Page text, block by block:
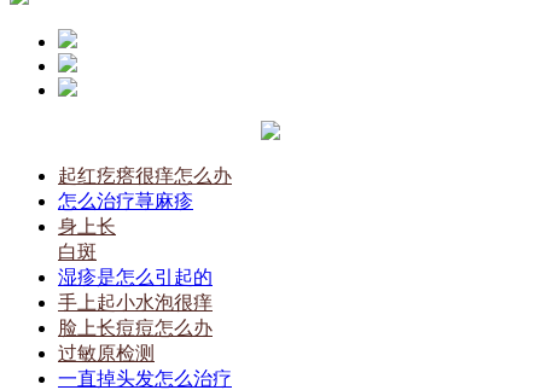
起红疙瘩很痒怎么办
怎么治疗荨麻疹
身上长
白斑
湿疹是怎么引起的
手上起小水泡很痒
脸上长痘痘怎么办
过敏原检测
一直掉头发怎么治疗